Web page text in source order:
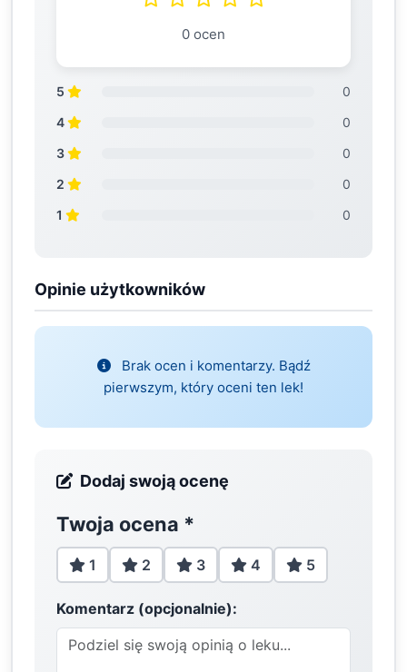
0 ocen
5
0
4
0
3
0
2
0
1
0
Opinie użytkowników
Brak ocen i komentarzy. Bądź
pierwszym, który oceni ten lek!
Dodaj swoją ocenę
Twoja ocena *
1 2 3 4 5
Komentarz (opcjonalnie):